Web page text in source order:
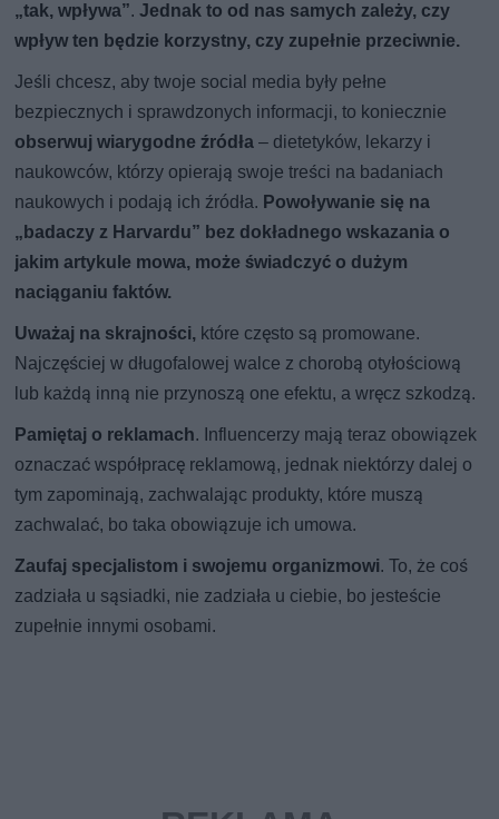
„tak, wpływa”.Jednak to od nas samych zależy, czy
wpływ ten będzie korzystny, czy zupełnie przeciwnie.
Jeśli chcesz, aby twoje social media były pełne
bezpiecznych i sprawdzonych informacji, to koniecznie
obserwuj wiarygodne źródła – dietetyków, lekarzy i
naukowców, którzy opierają swoje treści na badaniach
naukowych i podają ich źródła. Powoływanie się na
„badaczy z Harvardu” bez dokładnego wskazania o
jakim artykule mowa, może świadczyć o dużym
naciąganiu faktów.
Uważaj na skrajności, które często są promowane.
Najczęściej w długofalowej walce z chorobą otyłościową
lub każdą inną nie przynoszą one efektu, a wręcz szkodzą.
Pamiętaj o reklamach. Influencerzy mają teraz obowiązek
oznaczać współpracę reklamową, jednak niektórzy dalej o
tym zapominają, zachwalając produkty, które muszą
zachwalać, bo taka obowiązuje ich umowa.
Zaufaj specjalistom i swojemu organizmowi. To, że coś
zadziała u sąsiadki, nie zadziała u ciebie, bo jesteście
zupełnie innymi osobami.